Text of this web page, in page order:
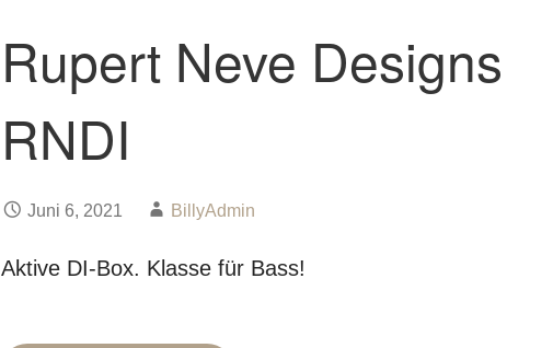
Rupert Neve Designs
RNDI
Juni 6, 2021 BillyAdmin
Aktive DI-Box. Klasse für Bass!